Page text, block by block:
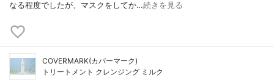
なる程度でしたが、マスクをしてか…続きを見る
COVERMARK(カバーマーク)
トリートメント クレンジング ミルク